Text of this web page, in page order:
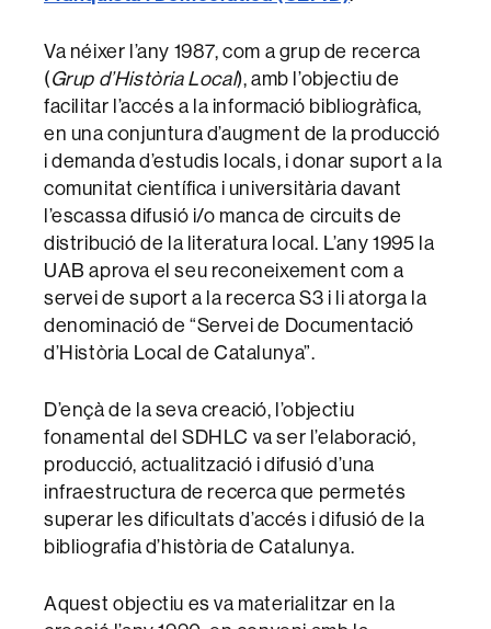
Va néixer l’any 1987, com a grup de recerca
(Grup d’Història Local), amb l’objectiu de
facilitar l’accés a la informació bibliogràfica,
en una conjuntura d’augment de la producció
i demanda d’estudis locals, i donar suport a la
comunitat científica i universitària davant
l’escassa difusió i/o manca de circuits de
distribució de la literatura local. L’any 1995 la
UAB aprova el seu reconeixement com a
servei de suport a la recerca S3 i li atorga la
denominació de “Servei de Documentació
d’Història Local de Catalunya”.
D’ençà de la seva creació, l’objectiu
fonamental del SDHLC va ser l’elaboració,
producció, actualització i difusió d’una
infraestructura de recerca que permetés
superar les dificultats d’accés i difusió de la
bibliografia d’història de Catalunya.
Aquest objectiu es va materialitzar en la